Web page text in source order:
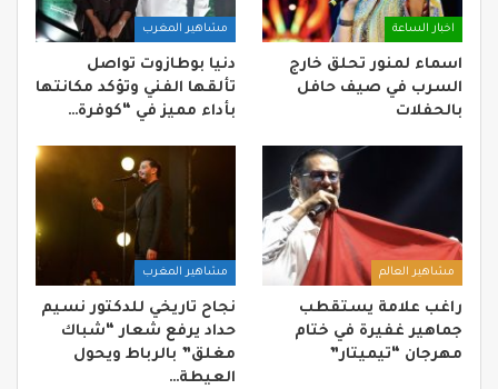
اخبار الساعة
اسماء لمنور تحلق خارج
السرب في صيف حافل
بالحفلات
مشاهير المغرب
دنيا بوطازوت تواصل
تألقها الفني وتؤكد مكانتها
بأداء مميز في “كوفرة…
مشاهير العالم
راغب علامة يستقطب
جماهير غفيرة في ختام
مهرجان “تيميتار”
مشاهير المغرب
نجاح تاريخي للدكتور نسيم
حداد يرفع شعار “شباك
مغلق” بالرباط ويحول
العيطة…